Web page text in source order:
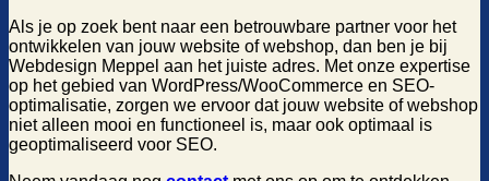
Als je op zoek bent naar een betrouwbare partner voor het
ontwikkelen van jouw website of webshop, dan ben je bij
Webdesign Meppel aan het juiste adres. Met onze expertise
op het gebied van WordPress/WooCommerce en SEO-
optimalisatie, zorgen we ervoor dat jouw website of webshop
niet alleen mooi en functioneel is, maar ook optimaal is
geoptimaliseerd voor SEO.